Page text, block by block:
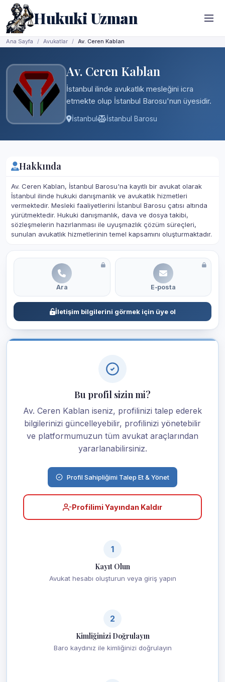
Hukuki Uzman
Ana Sayfa Avukatlar Av. Ceren Kablan
Av. Ceren Kablan
İstanbul ilinde avukatlık mesleğini icra
etmekte olup İstanbul Barosu'nun üyesidir.
İstanbul İstanbul Barosu
Hakkında
Av. Ceren Kablan, İstanbul Barosu'na kayıtlı bir avukat olarak
İstanbul ilinde hukuki danışmanlık ve avukatlık hizmetleri
vermektedir. Mesleki faaliyetlerini İstanbul Barosu çatısı altında
yürütmektedir. Hukuki danışmanlık, dava ve dosya takibi,
sözleşmelerin hazırlanması ile uyuşmazlık çözüm süreçleri,
sunulan avukatlık hizmetlerinin temel kapsamını oluşturmaktadır.
Ara E-posta
İletişim bilgilerini görmek için üye ol
Bu profil sizin mi?
Av. Ceren Kablan iseniz, profilinizi talep ederek
bilgilerinizi güncelleyebilir, profilinizi yönetebilir
ve platformumuzun tüm avukat araçlarından
yararlanabilirsiniz.
Profil Sahipliğimi Talep Et & Yönet
Profilimi Yayından Kaldır
1
Kayıt Olun
Avukat hesabı oluşturun veya giriş yapın
2
Kimliğinizi Doğrulayın
Baro kaydınız ile kimliğinizi doğrulayın